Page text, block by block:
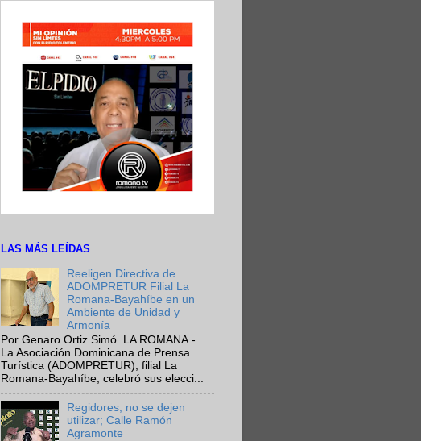
LAS MÁS LEÍDAS
Reeligen Directiva de
ADOMPRETUR Filial La
Romana-Bayahíbe en un
Ambiente de Unidad y
Armonía
Por Genaro Ortiz Simó. LA ROMANA.-
La Asociación Dominicana de Prensa
Turística (ADOMPRETUR), filial La
Romana-Bayahíbe, celebró sus elecci...
Regidores, no se dejen
utilizar; Calle Ramón
Agramonte